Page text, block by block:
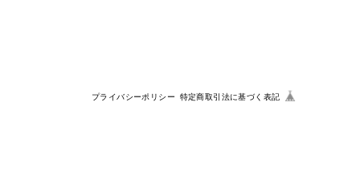
プライバシーポリシー 特定商取引法に基づく表記